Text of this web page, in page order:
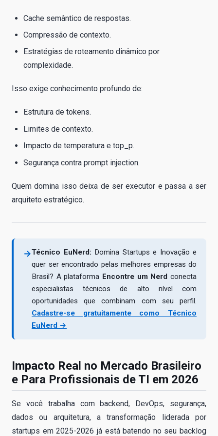
Cache semântico de respostas.
Compressão de contexto.
Estratégias de roteamento dinâmico por
complexidade.
Isso exige conhecimento profundo de:
Estrutura de tokens.
Limites de contexto.
Impacto de temperatura e top_p.
Segurança contra prompt injection.
Quem domina isso deixa de ser executor e passa a ser
arquiteto estratégico.
→Técnico EuNerd: Domina Startups e Inovação e
quer ser encontrado pelas melhores empresas do
Brasil? A plataforma Encontre um Nerd conecta
especialistas técnicos de alto nível com
oportunidades que combinam com seu perfil.
Cadastre-se gratuitamente como Técnico
EuNerd →
Impacto Real no Mercado Brasileiro
e Para Profissionais de TI em 2026
Se você trabalha com backend, DevOps, segurança,
dados ou arquitetura, a transformação liderada por
startups em 2025-2026 já está batendo no seu backlog